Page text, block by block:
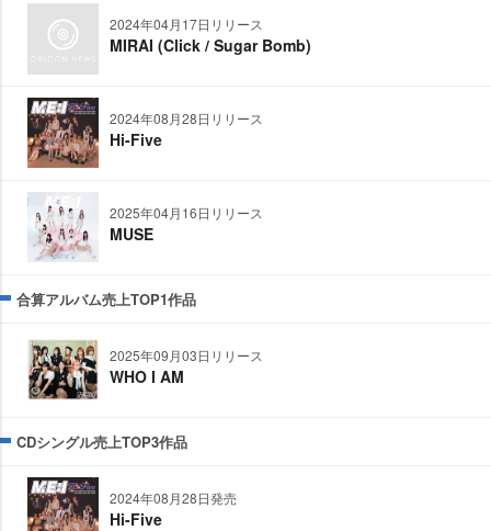
2024年04月17日リリース
MIRAI (Click / Sugar Bomb)
2024年08月28日リリース
Hi-Five
2025年04月16日リリース
MUSE
合算アルバム売上TOP1作品
2025年09月03日リリース
WHO I AM
CDシングル売上TOP3作品
2024年08月28日発売
Hi-Five